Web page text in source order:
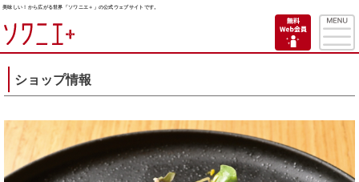
美味しい！から広がる世界「ソワニエ＋」の公式ウェブサイトです。
ショップ情報